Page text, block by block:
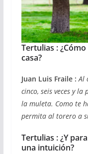
Tertulias :
casa?
Juan Luis Fraile : Al
cinco, seis veces y la
la muleta. Como te
permita al torero a
Tertulias : ¿Y
una intuición?